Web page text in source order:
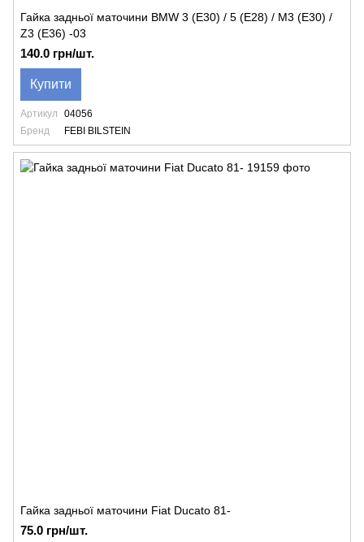
Гайка задньої маточини BMW 3 (E30) / 5 (E28) / M3 (E30) /
Z3 (E36) -03
140.0 грн/шт.
Купити
Артикул
04056
Бренд
FEBI BILSTEIN
Гайка задньої маточини Fiat Ducato 81-
75.0 грн/шт.